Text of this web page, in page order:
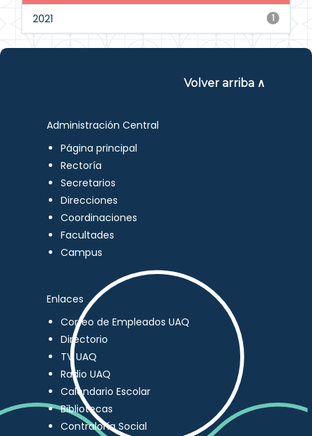
1
2021
Volver arriba ∧
Administración Central
Página principal
Rectoría
Secretarios
Direcciones
Coordinaciones
Facultades
Campus
Enlaces
Correo de Empleados UAQ
Directorio
TV UAQ
Radio UAQ
Calendario Escolar
Bibliotecas
Contraloría Social